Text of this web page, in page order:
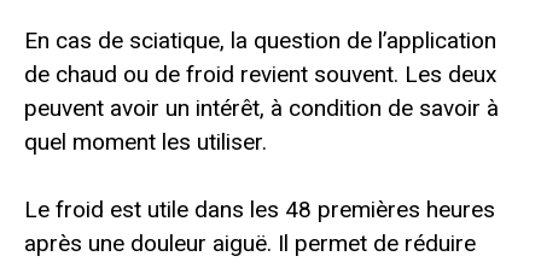
En cas de sciatique, la question de l’application
de chaud ou de froid revient souvent. Les deux
peuvent avoir un intérêt, à condition de savoir à
quel moment les utiliser.
Le froid est utile dans les 48 premières heures
après une douleur aiguë. Il permet de réduire